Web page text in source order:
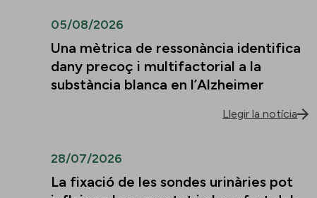
05/08/2026
Una mètrica de ressonància identifica
dany precoç i multifactorial a la
substància blanca en l’Alzheimer
Llegir la notícia
28/07/2026
La fixació de les sondes urinàries pot